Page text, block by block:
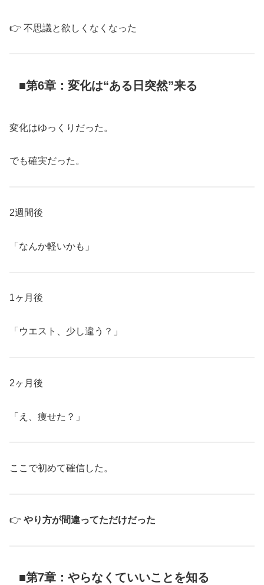
👉 不思議と欲しくなくなった
■第6章：変化は“ある日突然”来る
変化はゆっくりだった。
でも確実だった。
2週間後
「なんか軽いかも」
1ヶ月後
「ウエスト、少し違う？」
2ヶ月後
「え、痩せた？」
ここで初めて確信した。
👉 やり方が間違ってただけだった
■第7章：やらなくていいことを知る